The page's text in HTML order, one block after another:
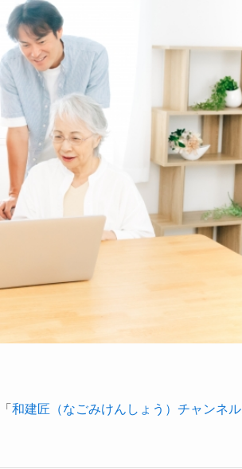
和建匠（なごみけんしょう）チャンネル